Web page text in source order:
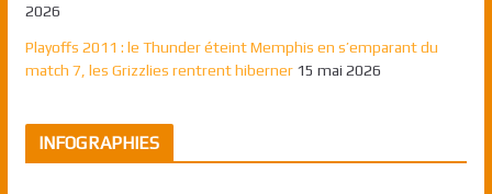
2026
Playoffs 2011 : le Thunder éteint Memphis en s’emparant du
match 7, les Grizzlies rentrent hiberner 15 mai 2026
INFOGRAPHIES